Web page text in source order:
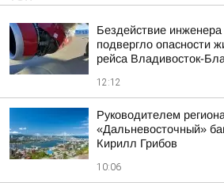
Бездействие
подвергло опасности
рейса Владивосток-
12:12
Руководителем
«Дальневосточный»
Кирилл Грибов
10:06